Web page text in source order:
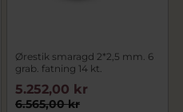
Ørestik smaragd 2*2,5 mm. 6
grab. fatning 14 kt.
6.565,00 kr
5.252,00 kr